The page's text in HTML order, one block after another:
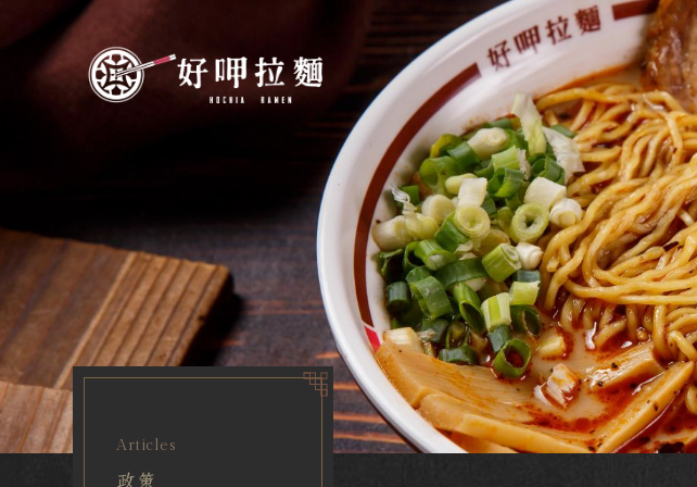
Articles
政策